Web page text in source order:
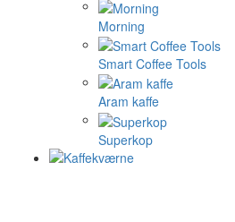
Morning
Smart Coffee Tools
Aram kaffe
Superkop